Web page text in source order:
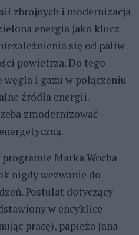
zbrojnych i modernizacja
energia jako klucz
się od paliw
powietrza. Do tego
i gazu w połączeniu
źródła energii.
zmodernizować
programie Marka Wocha
nigdy wezwanie do
Postulat dotyczący
w encyklice
pracę), papieża Jana